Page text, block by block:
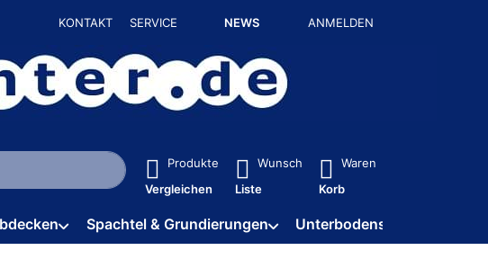
KONTAKT SERVICE NEWS ANMELDEN
automatisch erste Ergebnisse. Drücken Sie die Eingabetaste, um alle
Produkte
Vergleichen
Wunsch
Liste
Waren
Korb
Spachtel & Grundierungen Unterbodenschutz / HV